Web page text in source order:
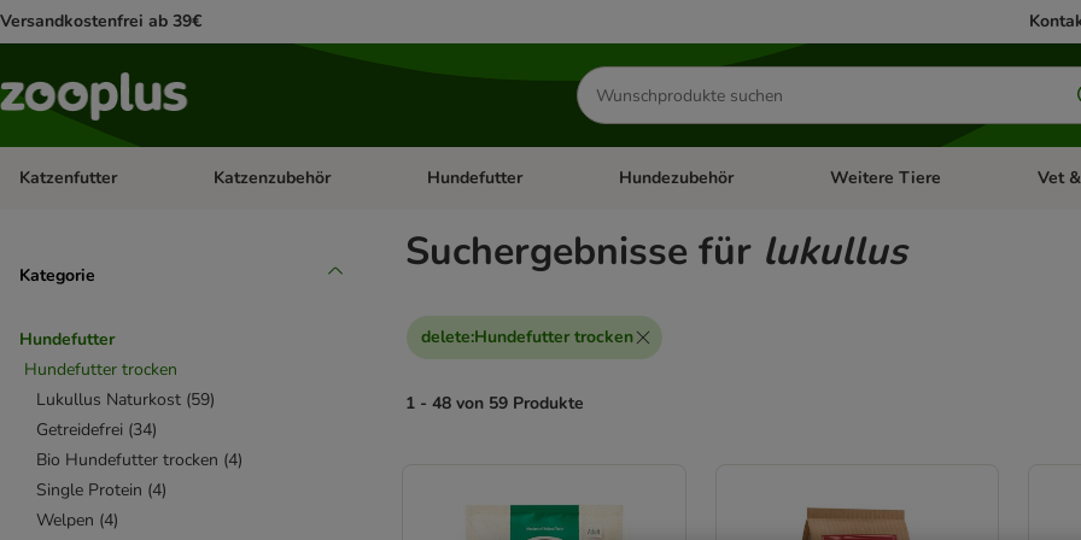
Versandkostenfrei ab 39€
Produkte
suchen
Katzenfutter Kategorie-Menü öffnen: Katzenfutter
Katzenzubehör Kategorie-Menü öffnen: Katzenzubehör
Hundefutter Kategorie-Menü öffnen: Hundefutter
Hundezubehör Kategorie-Menü öffnen:
Weitere Tiere Vet
Kategorie
Hundefutter
Hundefutter trocken
Lukullus Naturkost (59)
Getreidefrei (34)
Bio Hundefutter trocken (4)
Single Protein (4)
Welpen (4)
Suchergebnisse für lukullus
delete:Hundefutter trocken
1 - 48 von 59 Produkte